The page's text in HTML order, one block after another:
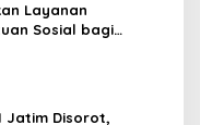
Layanan
Sosial bagi
Jatim Disorot,